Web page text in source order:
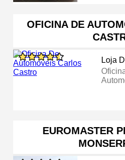
OFICINA DE
Loja
EUROMASTER